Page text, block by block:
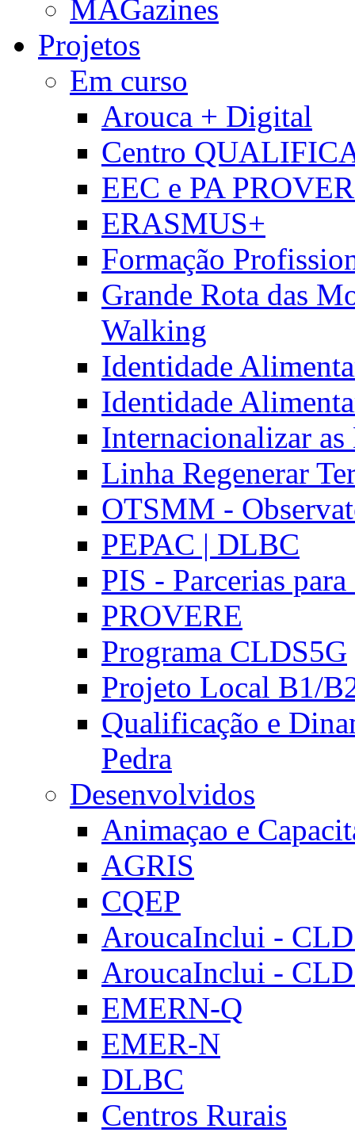
MAGazines
Projetos
Em curso
Arouca + Digital
Centro
EEC e PA
ERASMUS+
Formação
Grande Rota das
Walking
Identidade
Identidade
Internacionalizar
Linha Regenerar
OTSMM -
PEPAC | DLBC
PIS - Parcerias
PROVERE
Programa CLDS5G
Projeto Local B1/
Qualificação e
Pedra
Desenvolvidos
Animaçao e
AGRIS
CQEP
AroucaInclui -
AroucaInclui -
EMERN-Q
EMER-N
DLBC
Centros Rurais